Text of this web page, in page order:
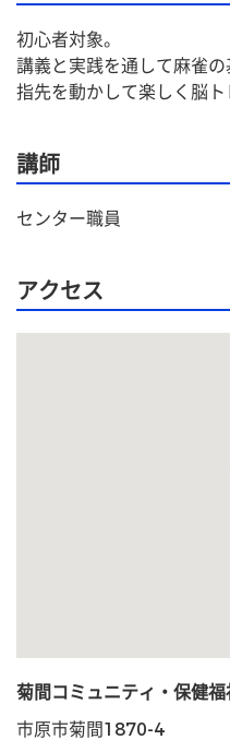
初心者対象。
講義と実践を通して麻雀
指先を動かして楽しく脳ト
講師
センター職員
アクセス
菊間コミュニティ・保健
市原市菊間1870-4